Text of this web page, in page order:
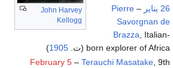
John Harvey
Kellogg
26 يناير
–
Pierre
Savorgnan de
Brazza, Italian-
born explorer of Africa (ت.
1905
)
February 5 –Terauchi Masatake , 9th